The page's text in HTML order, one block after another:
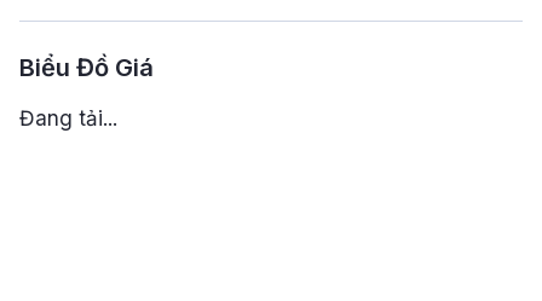
Biểu Đồ Giá
Đang tải...